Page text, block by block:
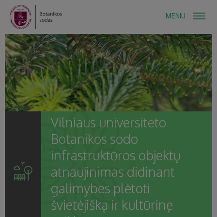
MENIU
Vilniaus universiteto
Botanikos sodo
infrastruktūros objektų
atnaujinimas didinant
galimybes plėtoti
švietėjišką ir kultūrinę